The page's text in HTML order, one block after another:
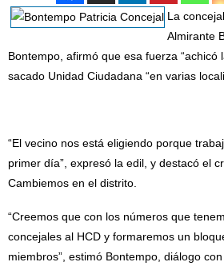
La
Almirante
Bontempo, afirmó que esa fuerza “achicó
sacado Unidad Ciudadana “en varias
“El vecino nos está eligiendo porque
primer día”, expresó la edil, y destacó el
Cambiemos en el distrito.
“Creemos que con los números que
concejales al HCD y formaremos un
miembros”, estimó Bontempo, diálogo